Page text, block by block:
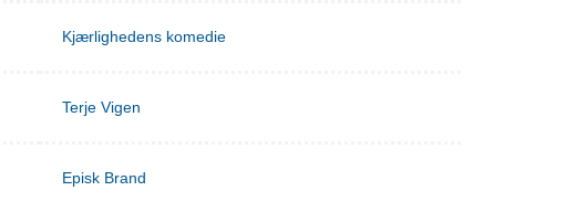
Kjærlighedens komedie
Terje Vigen
Episk Brand